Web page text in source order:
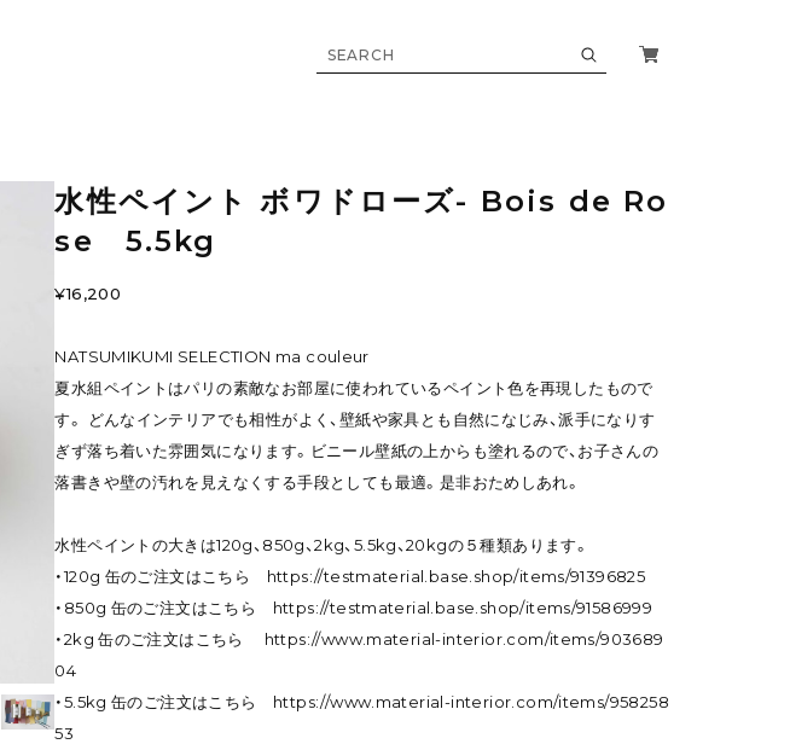
水性ペイント ボワドローズ- Bois de Ro
se 5.5kg
¥16,200
NATSUMIKUMI SELECTION ma couleur
夏水組ペイントはパリの素敵なお部屋に使われているペイント色を再現したもので
す。 どんなインテリアでも相性がよく、壁紙や家具とも自然になじみ、派手になりす
ぎず落ち着いた雰囲気になります。ビニール壁紙の上からも塗れるので、お子さんの
落書きや壁の汚れを見えなくする手段としても最適。是非おためしあれ。
水性ペイントの大きは120g、850g、2kg、5.5kg、20kgの５種類あります。
・120g 缶のご注文はこちら https://testmaterial.base.shop/items/91396825
・850g 缶のご注文はこちら https://testmaterial.base.shop/items/91586999
・2kg 缶のご注文はこちら https://www.material-interior.com/items/903689
04
・5.5kg 缶のご注文はこちら https://www.material-interior.com/items/958258
53